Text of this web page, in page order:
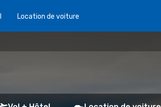
Location de voiture